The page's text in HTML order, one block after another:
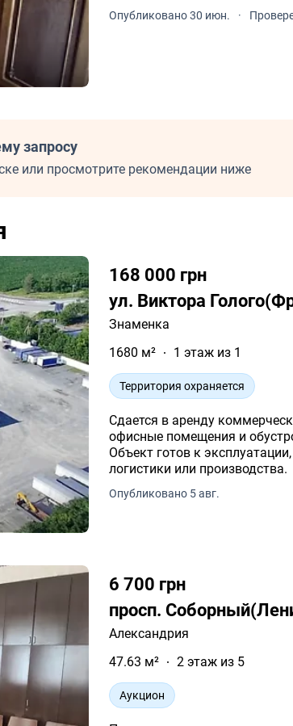
Опубликовано 30 июн. ·
запросу
или просмотрите рекомендации ниже
168 000 грн
ул. Виктора
Знаменка
1680 м²
1 этаж из 1
Территория охраняется
Сдается в аренду
офисные помещения и
Объект готов к
логистики или производства.
Опубликовано 5 авг.
6 700 грн
просп.
Александрия
47.63 м²
2 этаж из 5
Аукцион